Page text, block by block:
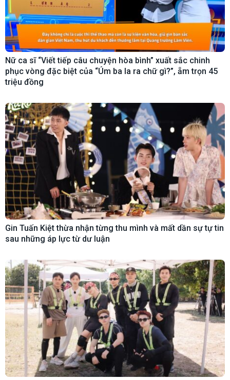
Nữ ca sĩ “Viết tiếp câu chuyện hòa bình” xuất sắc chinh
phục vòng đặc biệt của “Úm ba la ra chữ gì?”, ẵm trọn 45
triệu đồng
Gin Tuấn Kiệt thừa nhận từng thu mình và mất dần sự tự tin
sau những áp lực từ dư luận